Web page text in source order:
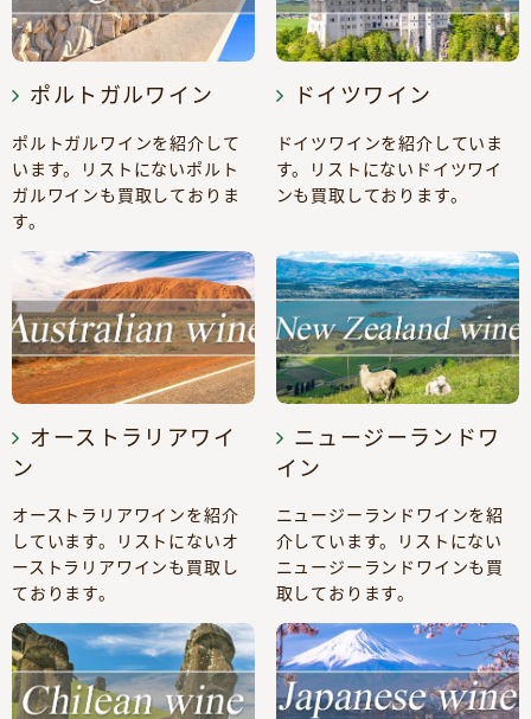
ポルトガルワイン
ポルトガルワインを紹介して
います。リストにないポルト
ガルワインも買取しておりま
す。
ドイツワイン
ドイツワインを紹介していま
す。リストにないドイツワイ
ンも買取しております。
オーストラリアワイ
ン
オーストラリアワインを紹介
しています。リストにないオ
ーストラリアワインも買取し
ております。
ニュージーランドワ
イン
ニュージーランドワインを紹
介しています。リストにない
ニュージーランドワインも買
取しております。